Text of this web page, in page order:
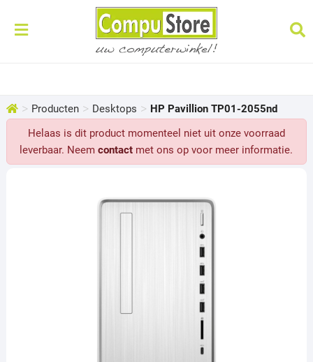
> Producten > Desktops > HP Pavillion TP01-2055nd
Helaas is dit product momenteel niet uit onze voorraad
leverbaar. Neemcontact met ons op voor meer informatie.